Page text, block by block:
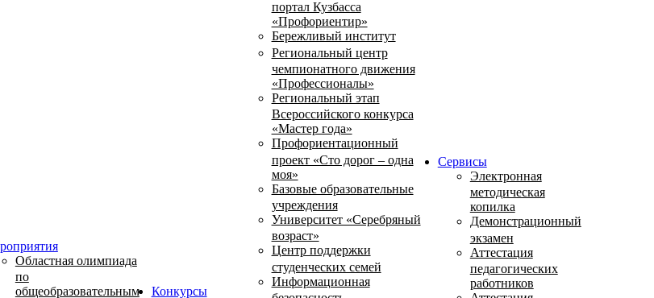
Областная олимпиада
по
общеобразовательным
Конкурсы
портал Кузбасса
«Профориентир»
Бережливый институт
Региональный центр
чемпионатного движения
«Профессионалы»
Региональный этап
Всероссийского конкурса
«Мастер года»
Профориентационный
проект «Сто дорог – одна
моя»
Базовые образовательные
учреждения
Университет «Серебряный
возраст»
Центр поддержки
студенческих семей
Информационная
Сервисы
Электронная
методическая
копилка
Демонстрационный
экзамен
Аттестация
педагогических
работников